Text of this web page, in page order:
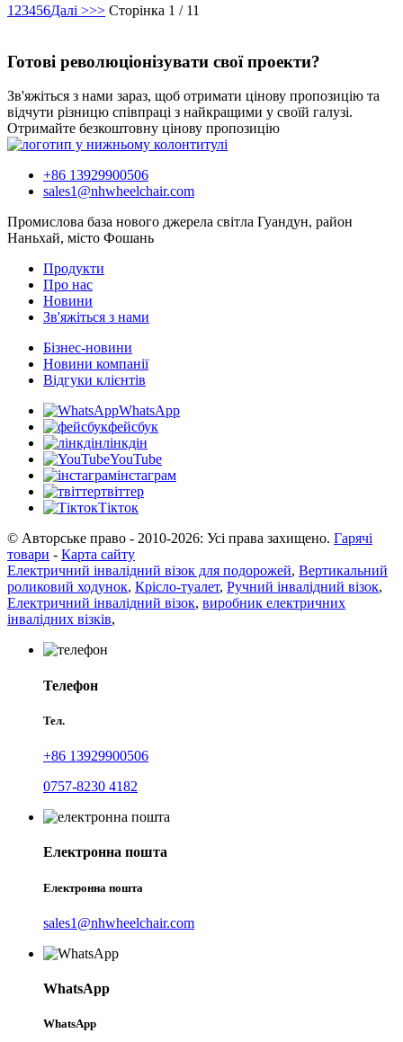
1 23456Далі >>> Сторінка 1 / 11
Готові революціонізувати свої проекти?
Зв'яжіться з нами зараз, щоб отримати цінову пропозицію та
відчути різницю співпраці з найкращими у своїй галузі.
Отримайте безкоштовну цінову пропозицію
+86 13929900506
sales1@nhwheelchair.com
Промислова база нового джерела світла Гуандун, район
Наньхай, місто Фошань
Продукти
Про нас
Новини
Зв'яжіться з нами
Бізнес-новини
Новини компанії
Відгуки клієнтів
WhatsApp
фейсбук
лінкдін
YouTube
інстаграм
твіттер
Тікток
© Авторське право - 2010-2026: Усі права захищено. Гарячі
товари - Карта сайту
Електричний інвалідний візок для подорожей, Вертикальний
роликовий ходунок, Крісло-туалет, Ручний інвалідний візок,
Електричний інвалідний візок, виробник електричних
інвалідних візків,
Телефон
Тел.
+86 13929900506
0757-8230 4182
Електронна пошта
Електронна пошта
sales1@nhwheelchair.com
WhatsApp
WhatsApp